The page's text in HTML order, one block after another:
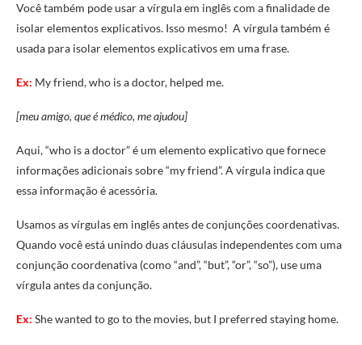
Você também pode usar a vírgula em inglês com a finalidade de
isolar elementos explicativos. Isso mesmo! A vírgula também é
usada para isolar elementos explicativos em uma frase.
Ex: My friend, who is a doctor, helped me.
[meu amigo, que é médico, me ajudou]
Aqui, “who is a doctor” é um elemento explicativo que fornece
informações adicionais sobre “my friend”. A vírgula indica que
essa informação é acessória.
Usamos as vírgulas em inglês antes de conjunções coordenativas.
Quando você está unindo duas cláusulas independentes com uma
conjunção coordenativa (como “and”, “but”, “or”, “so”), use uma
vírgula antes da conjunção.
Ex: She wanted to go to the movies, but I preferred staying home.